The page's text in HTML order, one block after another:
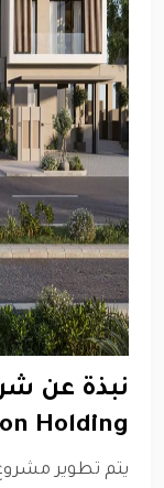
نبذة عن
Holding: